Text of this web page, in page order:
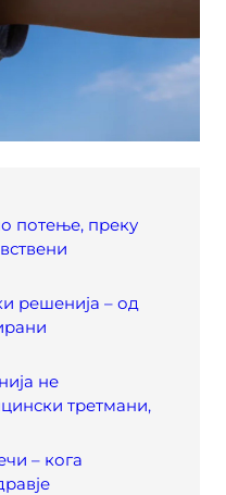
потење, преку
решенија – од
не
третмани,
– кога